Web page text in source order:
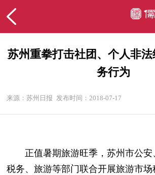
苏州重拳打击社团、个人非
务行为
来源：苏州日报 发布时间：2018-07-17
正值暑期旅游旺季，苏州市公安
税务、旅游等部门联合开展旅游市场